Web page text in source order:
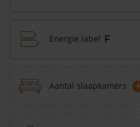
Energie label F
Aantal slaapkamers